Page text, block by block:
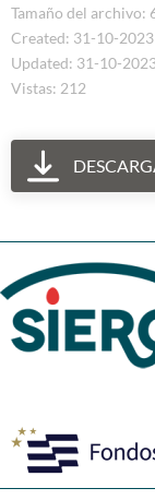
Tamaño del archivo:
Created: 31-10-2023
Updated: 31-10-
Vistas: 212